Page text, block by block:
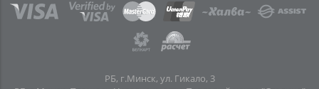
РБ, г.Минск, ул. Гикало, 3